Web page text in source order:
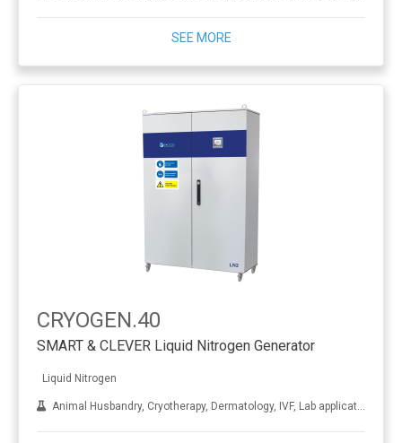
SEE MORE
CRYOGEN.40
SMART & CLEVER Liquid Nitrogen Generator
Liquid Nitrogen
Animal Husbandry, Cryotherapy, Dermatology, IVF, Lab applications, Metal treatment